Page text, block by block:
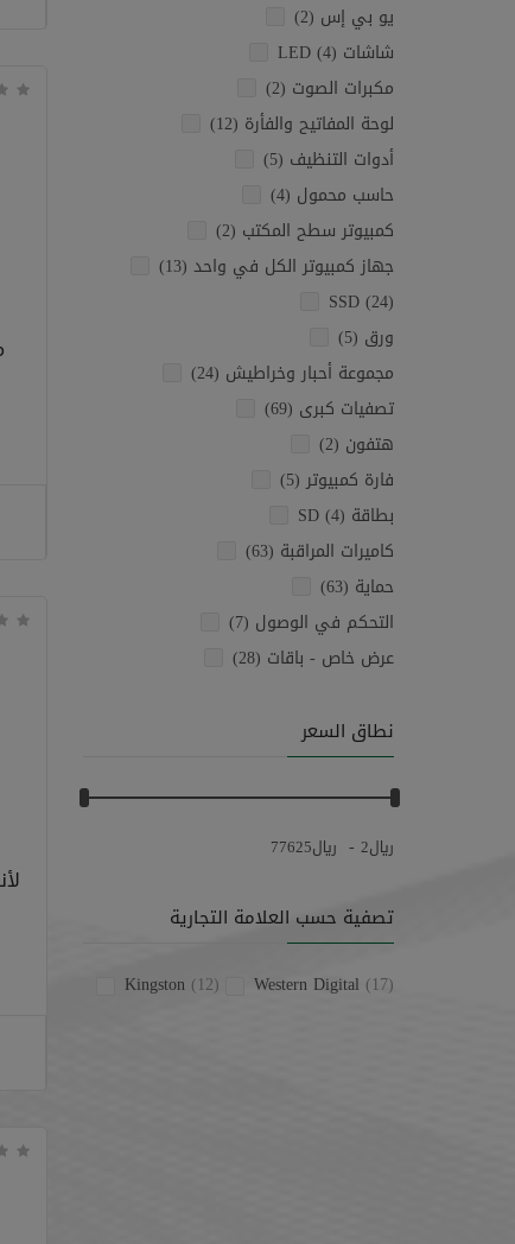
يو بي إس (2)
شاشات LED (4)
مكبرات الصوت (2)
لوحة المفاتيح والفأرة (12)
أدوات التنظيف (5)
حاسب محمول (4)
كمبيوتر سطح المكتب (2)
جهاز كمبيوتر الكل في واحد (13)
SSD (24)
ورق (5)
مجموعة أحبار وخراطيش (24)
تصفيات كبرى (69)
هتفون (2)
فارة كمبيوتر (5)
بطاقة SD (4)
كاميرات المراقبة (63)
حماية (63)
التحكم في الوصول (7)
عرض خاص - باقات (28)
نطاق السعر
﷼2
- ﷼77625
تصفية حسب العلامة التجارية
Western Digital (17)
Kingston (12)